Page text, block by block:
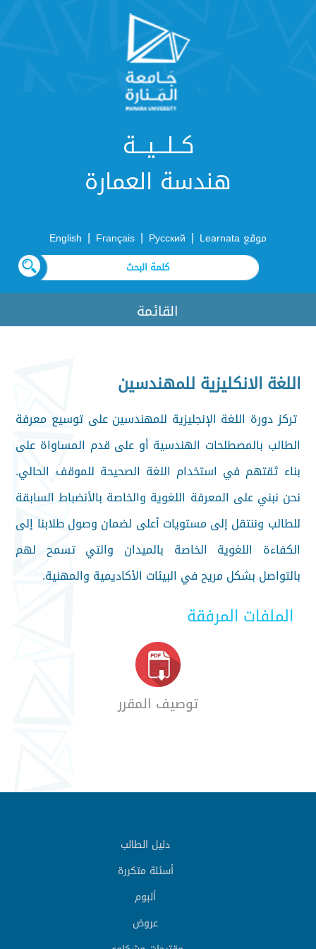
كــلـــيـــة
هندسة العمارة
موقع Learnata |
Русский
|
Français
|
English
القائمة
اللغة الانكليزية للمهندسين
تركز دورة اللغة الإنجليزية للمهندسين على توسيع معرفة
الطالب بالمصطلحات الهندسية أو على قدم المساواة على
بناء ثقتهم في استخدام اللغة الصحيحة للموقف الحالي.
نحن نبني على المعرفة اللغوية والخاصة بالأنضباط السابقة
للطالب وننتقل إلى مستويات أعلى لضمان وصول طلابنا إلى
الكفاءة اللغوية الخاصة بالميدان والتي تسمح لهم
بالتواصل بشكل مريح في البيئات الأكاديمية والمهنية.
الملفات المرفقة
توصيف المقرر
دليل الطالب
أسئلة متكررة
ألبوم
عروض